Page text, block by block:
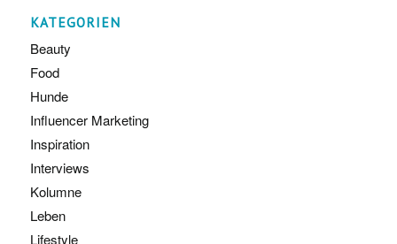
KATEGORIEN
Beauty
Food
Hunde
Influencer Marketing
Inspiration
Interviews
Kolumne
Leben
Lifestyle